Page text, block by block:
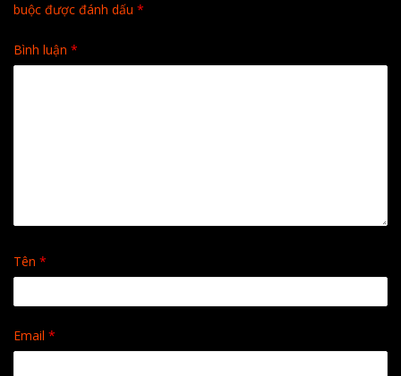
buộc được đánh dấu *
Bình luận *
Tên *
Email *